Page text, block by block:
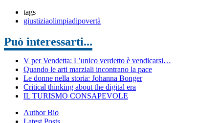
tags
giustiziaolimpiadipovertà
Può interessarti...
V per Vendetta: L’unico verdetto è vendicarsi…
Quando le arti marziali incontrano la pace
Le donne nella storia: Johanna Bonger
Critical thinking about the digital era
IL TURISMO CONSAPEVOLE
Author Bio
Latest Posts